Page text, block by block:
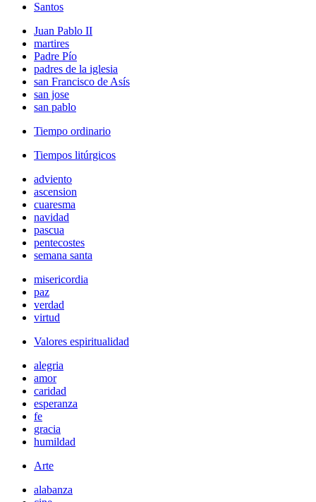
Santos
Juan Pablo II
martires
Padre Pío
padres de la iglesia
san Francisco de Asís
san jose
san pablo
Tiempo ordinario
Tiempos litúrgicos
adviento
ascension
cuaresma
navidad
pascua
pentecostes
semana santa
misericordia
paz
verdad
virtud
Valores espiritualidad
alegria
amor
caridad
esperanza
fe
gracia
humildad
Arte
alabanza